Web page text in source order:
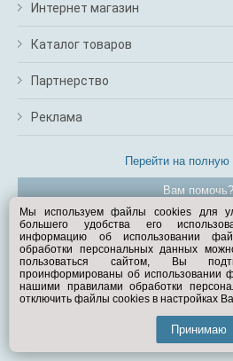
Интернет магазин
Каталог товаров
Партнерство
Реклама
Перейти на
Вам помочь?
© Exist.ru
Мы используем файлы cookies для
большего удобства его
информацию об использовании
обработки персональных данных
пользоваться сайтом, Вы
проинформированы об использовании
нашими правилами обработки
отключить файлы cookies в настройках
Принимаю